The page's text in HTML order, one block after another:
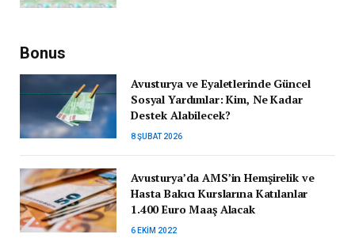
Bonus
Avusturya ve Eyaletlerinde Güncel
Sosyal Yardımlar: Kim, Ne Kadar
Destek Alabilecek?
8 ŞUBAT 2026
Avusturya’da AMS’in Hemşirelik ve
Hasta Bakıcı Kurslarına Katılanlar
1.400 Euro Maaş Alacak
6 EKIM 2022